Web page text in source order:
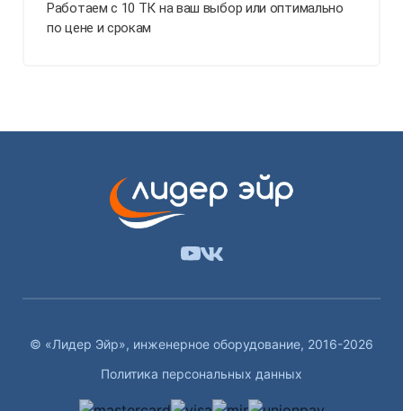
Работаем с 10 ТК на ваш выбор или оптимально
по цене и срокам
© «Лидер Эйр», инженерное оборудование, 2016-2026
Политика персональных данных